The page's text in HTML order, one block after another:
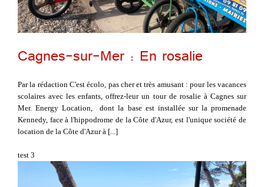
Cagnes-sur-Mer : En rosalie
Par la rédaction C'est écolo, pas cher et très amusant : pour les vacances
scolaires avec les enfants, offrez-leur un tour de rosalie à Cagnes sur
Mer. Energy Location, dont la base est installée sur la promenade
Kennedy, face à l'hippodrome de la Côte d'Azur, est l'unique société de
location de la Côte d'Azur à [...]
test 3